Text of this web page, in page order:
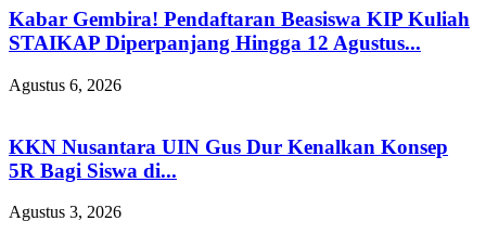
Kabar Gembira! Pendaftaran Beasiswa KIP Kuliah
STAIKAP Diperpanjang Hingga 12 Agustus...
Agustus 6, 2026
KKN Nusantara UIN Gus Dur Kenalkan Konsep
5R Bagi Siswa di...
Agustus 3, 2026